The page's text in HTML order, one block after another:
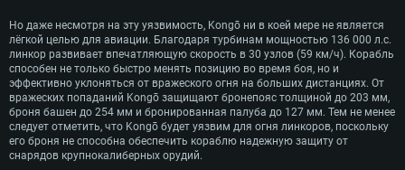
Место на жестком диске: 75.9 Гб
Но даже несмотря на эту уязвимость, Kongō ни в коей мере не является
лёгкой целью для авиации. Благодаря турбинам мощностью 136 000 л.с.
линкор развивает впечатляющую скорость в 30 узлов (59 км/ч). Корабль
способен не только быстро менять позицию во время боя, но и
эффективно уклоняться от вражеского огня на больших дистанциях. От
вражеских попаданий Kongō защищают бронепояс толщиной до 203 мм,
броня башен до 254 мм и бронированная палуба до 127 мм. Тем не менее
следует отметить, что Kongō будет уязвим для огня линкоров, поскольку
его броня не способна обеспечить кораблю надежную защиту от
снарядов крупнокалиберных орудий.